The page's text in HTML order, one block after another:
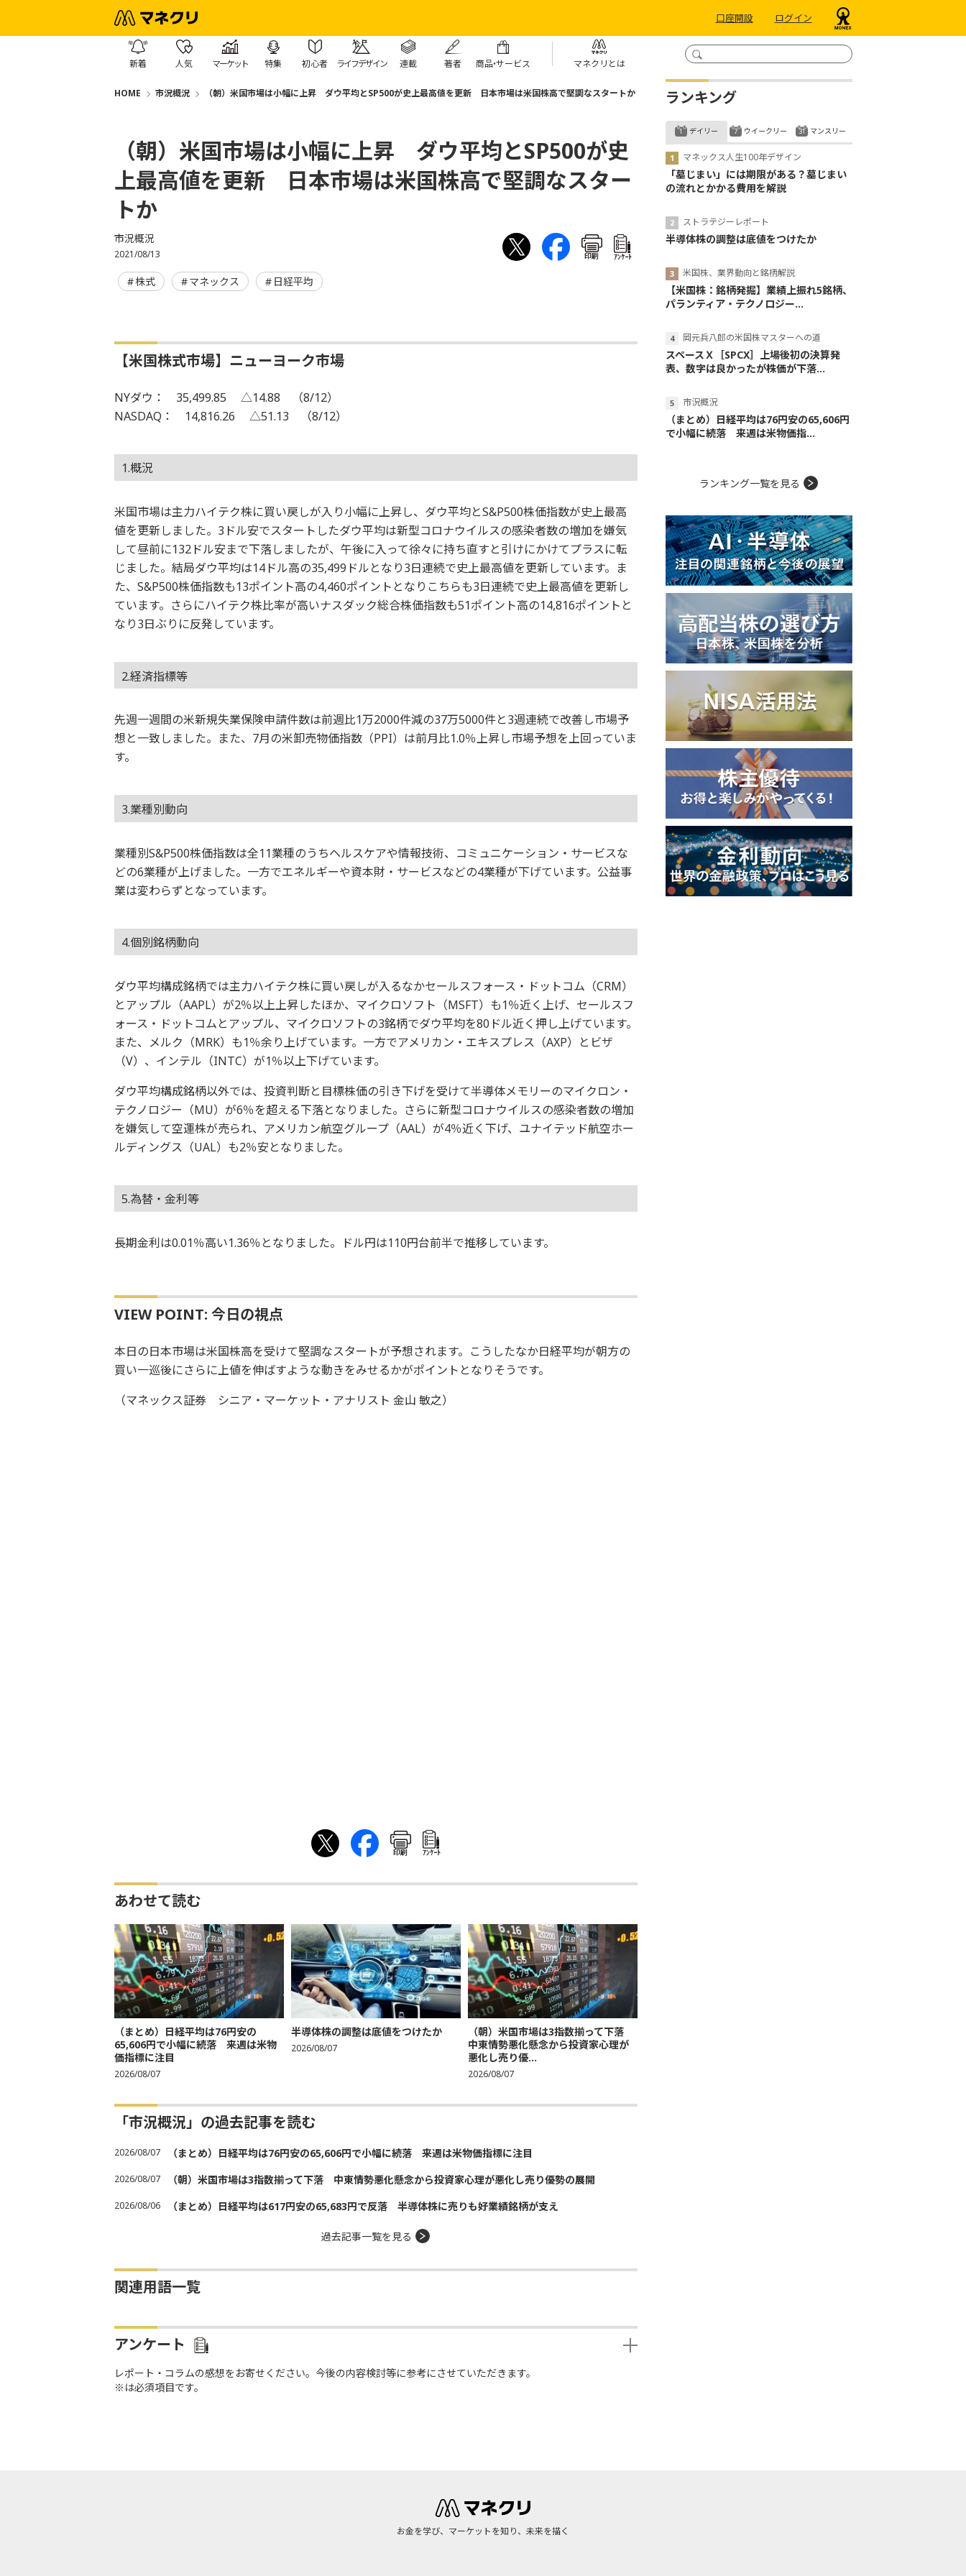
口座開設 ログイン
新着 人気 マーケット 特集 初心者 ライフデザイン 連載 著者 商品・サービス マネクリとは
HOME 市況概況 （朝）米国市場は小幅に上昇 ダウ平均とSP500が史上最高値を更新 日本市場は米国株高で堅調なスタートか
（朝）米国市場は小幅に上昇 ダウ平均とSP500が史
上最高値を更新 日本市場は米国株高で堅調なスター
トか
市況概況
2021/08/13 印刷 ｱﾝｹｰﾄ
株式 マネックス 日経平均
【米国株式市場】ニューヨーク市場
NYダウ： 35,499.85 △14.88 （8/12）
NASDAQ： 14,816.26 △51.13 （8/12）
1.概況
米国市場は主力ハイテク株に買い戻しが入り小幅に上昇し、ダウ平均とS&P500株価指数が史上最高
値を更新しました。3ドル安でスタートしたダウ平均は新型コロナウイルスの感染者数の増加を嫌気
して昼前に132ドル安まで下落しましたが、午後に入って徐々に持ち直すと引けにかけてプラスに転
じました。結局ダウ平均は14ドル高の35,499ドルとなり3日連続で史上最高値を更新しています。ま
た、S&P500株価指数も13ポイント高の4,460ポイントとなりこちらも3日連続で史上最高値を更新し
ています。さらにハイテク株比率が高いナスダック総合株価指数も51ポイント高の14,816ポイントと
なり3日ぶりに反発しています。
2.経済指標等
先週一週間の米新規失業保険申請件数は前週比1万2000件減の37万5000件と3週連続で改善し市場予
想と一致しました。また、7月の米卸売物価指数（PPI）は前月比1.0％上昇し市場予想を上回っていま
す。
3.業種別動向
業種別S&P500株価指数は全11業種のうちヘルスケアや情報技術、コミュニケーション・サービスな
どの6業種が上げました。一方でエネルギーや資本財・サービスなどの4業種が下げています。公益事
業は変わらずとなっています。
4.個別銘柄動向
ダウ平均構成銘柄では主力ハイテク株に買い戻しが入るなかセールスフォース・ドットコム（CRM）
とアップル（AAPL）が2％以上上昇したほか、マイクロソフト（MSFT）も1％近く上げ、セールスフ
ォース・ドットコムとアップル、マイクロソフトの3銘柄でダウ平均を80ドル近く押し上げています。
また、メルク（MRK）も1％余り上げています。一方でアメリカン・エキスプレス（AXP）とビザ
（V）、インテル（INTC）が1％以上下げています。
ダウ平均構成銘柄以外では、投資判断と目標株価の引き下げを受けて半導体メモリーのマイクロン・
テクノロジー（MU）が6％を超える下落となりました。さらに新型コロナウイルスの感染者数の増加
を嫌気して空運株が売られ、アメリカン航空グループ（AAL）が4％近く下げ、ユナイテッド航空ホー
ルディングス（UAL）も2％安となりました。
5.為替・金利等
長期金利は0.01％高い1.36％となりました。ドル円は110円台前半で推移しています。
VIEW POINT: 今日の視点
本日の日本市場は米国株高を受けて堅調なスタートが予想されます。こうしたなか日経平均が朝方の
買い一巡後にさらに上値を伸ばすような動きをみせるかがポイントとなりそうです。
（マネックス証券 シニア・マーケット・アナリスト 金山 敏之）
印刷 ｱﾝｹｰﾄ
あわせて読む
（まとめ）日経平均は76円安の
65,606円で小幅に続落 来週は米物
価指標に注目
2026/08/07
半導体株の調整は底値をつけたか
2026/08/07
（朝）米国市場は3指数揃って下落
中東情勢悪化懸念から投資家心理が
悪化し売り優...
2026/08/07
「市況概況」の過去記事を読む
2026/08/07 （まとめ）日経平均は76円安の65,606円で小幅に続落 来週は米物価指標に注目
2026/08/07 （朝）米国市場は3指数揃って下落 中東情勢悪化懸念から投資家心理が悪化し売り優勢の展開
2026/08/06 （まとめ）日経平均は617円安の65,683円で反落 半導体株に売りも好業績銘柄が支え
過去記事一覧を見る
関連用語一覧
アンケート
レポート・コラムの感想をお寄せください。今後の内容検討等に参考にさせていただきます。
※は必須項目です。
ランキング
デイリー
マネックス人生100年デザイン
「墓じまい」には期限がある？墓じまい
の流れとかかる費用を解説
ストラテジーレポート
半導体株の調整は底値をつけたか
米国株、業界動向と銘柄解説
【米国株：銘柄発掘】業績上振れ5銘柄、
パランティア・テクノロジー...
岡元兵八郎の米国株マスターへの道
スペースＸ［SPCX］上場後初の決算発
表、数字は良かったが株価が下落...
市況概況
（まとめ）日経平均は76円安の65,606円
で小幅に続落 来週は米物価指...
ウイークリー マンスリー
ランキング一覧を見る
お金を学び、マーケットを知り、未来を描く